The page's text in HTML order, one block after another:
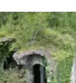
sonuçlandı.